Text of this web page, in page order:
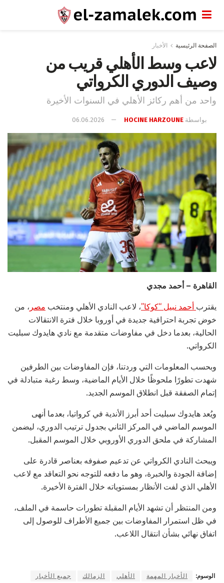
الصفحة الرئيسية الأخبار
لاعب وسط الأهلي قريب من
وصيف الدوري الكرواتي
واحد من أهم ركائز الأهلي في السنوات الأخيرة
بواسطة HOCINE HARZOUNE
06.06.2026
القاهرة – أحمد مجدي
يقترب أحمد نبيل “كوكا”، لاعب النادي الأهلي ومنتخب مصر ، من
خوض تجربة احترافية جديدة في أوروبا خلال فترة الانتقالات
الحالية، بعدما دخل في مفاوضات متقدمة مع نادي هايدوك سبليت
الكرواتي.
وبحسب المعلومات التي وردتنا، فإن المفاوضات بين الطرفين
شهدت تطورًا ملحوظًا خلال الأيام الماضية، وسط رغبة متبادلة في
إتمام الصفقة قبل انطلاق الموسم الجديد.
ويُعد هايدوك سبليت أحد أبرز الأندية في كرواتيا، بعدما أنهى
الموسم الماضي في المركز الثاني بجدول ترتيب الدوري، ليضمن
المشاركة في ملحق الدوري الأوروبي خلال الموسم المقبل.
ويبحث النادي الكرواتي عن تدعيم صفوفه بعناصر قادرة على
إضافة الجودة والخبرة، وهو ما دفعه للتوجه نحو التعاقد مع لاعب
الأهلي الذي لفت الأنظار بمستوياته خلال الفترة الأخيرة.
ومن المنتظر أن تشهد الأيام المقبلة تطورات حاسمة في الملف،
في ظل استمرار المفاوضات بين جميع الأطراف للوصول إلى
اتفاق نهائي بشأن انتقال اللاعب.
الوسوم: الأخبار المهمة الأهلي الزمالك جميع الأخبار